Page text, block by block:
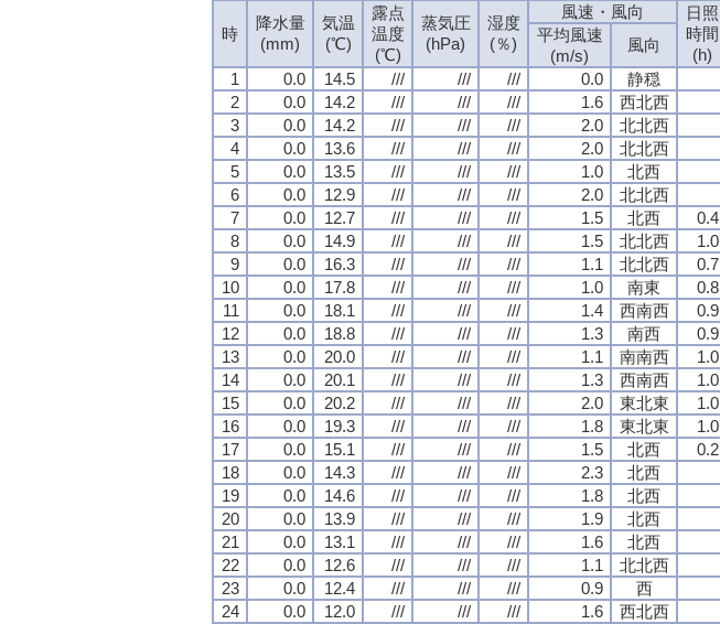
時
降水量
(mm)
気温
(℃)
露点
温度
(℃)
蒸気圧
(hPa)
湿度
(％)
風速・風向
日照
時間
(h)
平均風速
(m/s)
風向
1
0.0 14.5 /// /// /// 0.0 静穏
2
0.0 14.2 /// /// /// 1.6 西北西
3
0.0 14.2 /// /// /// 2.0 北北西
4
0.0 13.6 /// /// /// 2.0 北北西
5
0.0 13.5 /// /// /// 1.0 北西
6
0.0 12.9 /// /// /// 2.0 北北西
7
0.0 12.7 /// /// /// 1.5 北西 0.4
8
0.0 14.9 /// /// /// 1.5 北北西 1.0
9
0.0 16.3 /// /// /// 1.1 北北西 0.7
10
0.0 17.8 /// /// /// 1.0 南東 0.8
11
0.0 18.1 /// /// /// 1.4 西南西 0.9
12
0.0 18.8 /// /// /// 1.3 南西 0.9
13
0.0 20.0 /// /// /// 1.1 南南西 1.0
14
0.0 20.1 /// /// /// 1.3 西南西 1.0
15
0.0 20.2 /// /// /// 2.0 東北東 1.0
16
0.0 19.3 /// /// /// 1.8 東北東 1.0
17
0.0 15.1 /// /// /// 1.5 北西 0.2
18
0.0 14.3 /// /// /// 2.3 北西
19
0.0 14.6 /// /// /// 1.8 北西
20
0.0 13.9 /// /// /// 1.9 北西
21
0.0 13.1 /// /// /// 1.6 北西
22
0.0 12.6 /// /// /// 1.1 北北西
23
0.0 12.4 /// /// /// 0.9 西
24
0.0 12.0 /// /// /// 1.6 西北西